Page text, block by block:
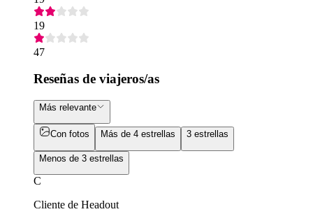
19
47
Reseñas de viajeros/as
Más relevante
Con fotos Más de 4 estrellas 3 estrellas
Menos de 3 estrellas
C
Cliente de Headout